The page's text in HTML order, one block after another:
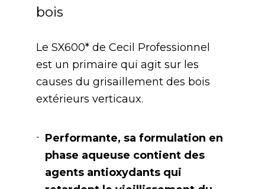
bois
Le SX600* de Cecil Professionnel
est un primaire qui agit sur les
causes du grisaillement des bois
extérieurs verticaux.
Performante, sa formulation en
phase aqueuse contient des
agents antioxydants qui